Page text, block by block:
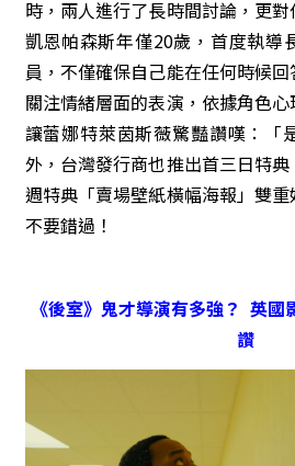
時，兩人進行了長時間討論，更
凱恩帕森斯年僅20歲，首度執導
員，不僅確保自己能在任何時候
關注情緒層面的表演，依據角色心
讓蕾娜特萊茵斯薇驚豔讚嘆：「
外，台灣發行商也推出首三日特
週特典「賣場壁紙橫幅海報」雙
不要錯過！
《後室》鬼才導演有多強？ 英
讚